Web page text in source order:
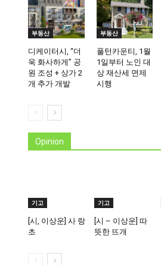
부동산
디케이터시, “더
욱 화사하게” 공
원 조성 + 상가 2
개 추가 개발
부동산
풀턴카운티, 1월
1일부터 노인 대
상 재산세 면제
시행
Opinion
기고
[시, 이상운] 사 랑
초
기고
[시 – 이상운] 따
뜻한 뜨개